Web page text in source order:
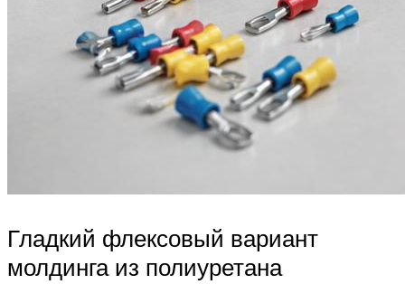
Гладкий флексовый вариант
молдинга из полиуретана